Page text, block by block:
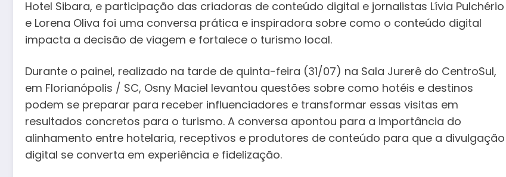
Hotel Sibara, e participação das criadoras de conteúdo digital e jornalistas Lívia Pulchério
e Lorena Oliva foi uma conversa prática e inspiradora sobre como o conteúdo digital
impacta a decisão de viagem e fortalece o turismo local.
Durante o painel, realizado na tarde de quinta-feira (31/07) na Sala Jurerê do CentroSul,
em Florianópolis / SC, Osny Maciel levantou questões sobre como hotéis e destinos
podem se preparar para receber influenciadores e transformar essas visitas em
resultados concretos para o turismo. A conversa apontou para a importância do
alinhamento entre hotelaria, receptivos e produtores de conteúdo para que a divulgação
digital se converta em experiência e fidelização.